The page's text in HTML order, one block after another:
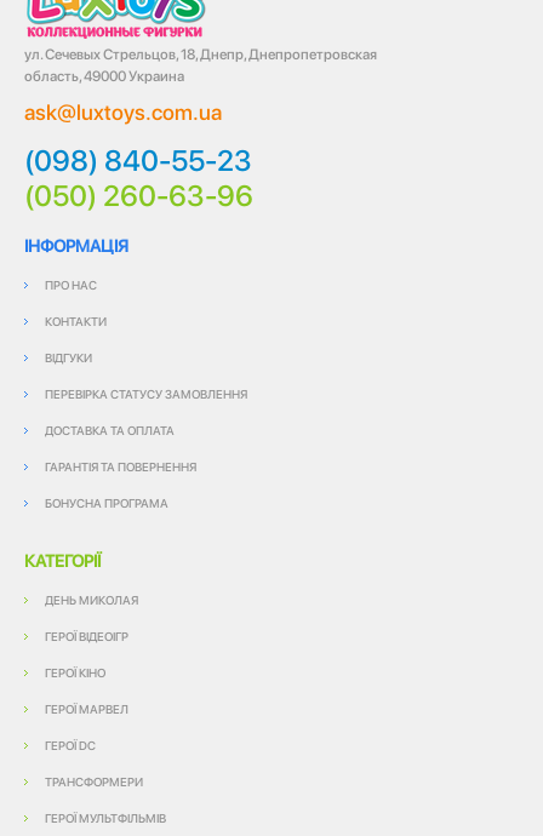
ул. Сечевых Стрельцов, 18, Днепр, Днепропетровская
область, 49000 Украина
ask@luxtoys.com.ua
(098) 840-55-23
(050) 260-63-96
ІНФОРМАЦІЯ
ПРО НАС
КОНТАКТИ
ВІДГУКИ
ПЕРЕВІРКА СТАТУСУ ЗАМОВЛЕННЯ
ДОСТАВКА ТА ОПЛАТА
ГАРАНТІЯ ТА ПОВЕРНЕННЯ
БОНУСНА ПРОГРАМА
КАТЕГОРІЇ
ДЕНЬ МИКОЛАЯ
ГЕРОЇ ВІДЕОІГР
ГЕРОЇ КІНО
ГЕРОЇ МАРВЕЛ
ГЕРОЇ DC
ТРАНСФОРМЕРИ
ГЕРОЇ МУЛЬТФІЛЬМІВ